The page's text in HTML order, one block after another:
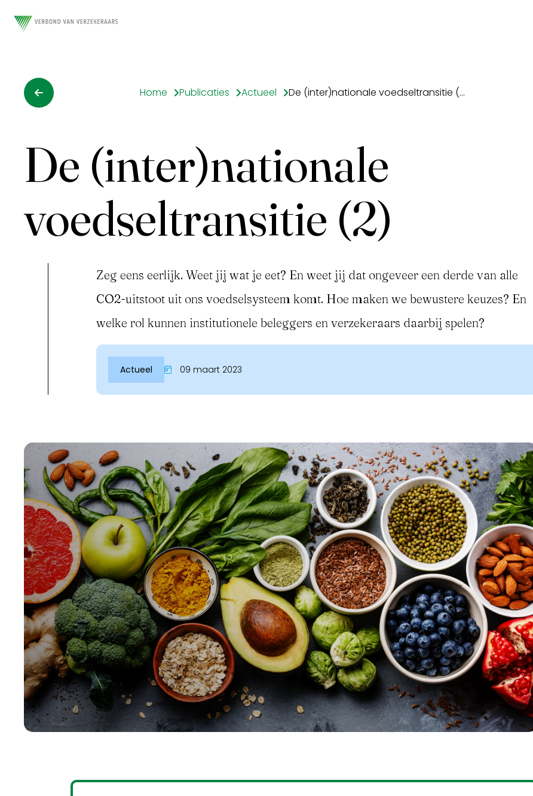
Home Publicaties Actueel De (inter)nationale voedseltransitie (2)
De (inter)nationale
voedseltransitie (2)
Zeg eens eerlijk. Weet jij wat je eet? En weet jij dat ongeveer een derde van alle
CO2-uitstoot uit ons voedselsysteem komt. Hoe maken we bewustere keuzes? En
welke rol kunnen institutionele beleggers en verzekeraars daarbij spelen?
Actueel 09 maart 2023